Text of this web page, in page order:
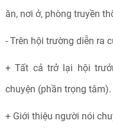
ăn, nơi ở, phòng truyền
- Trên hội trường diễn ra
+ Tất cả trở lại hội
chuyện (phần trọng tâm).
+ Giới thiệu người nói